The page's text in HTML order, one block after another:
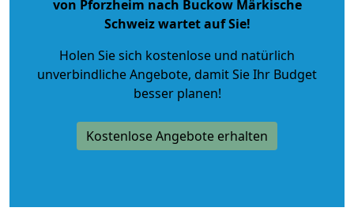
von Pforzheim nach Buckow Märkische
Schweiz wartet auf Sie!
Holen Sie sich kostenlose und natürlich
unverbindliche Angebote, damit Sie Ihr Budget
besser planen!
Kostenlose Angebote erhalten